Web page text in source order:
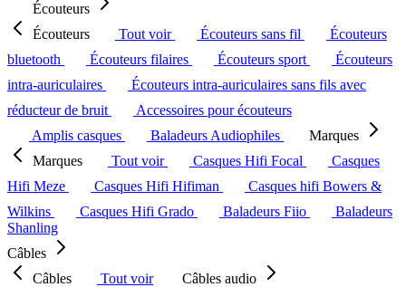
Écouteurs
Écouteurs
Tout voir Écouteurs sans fil
Écouteurs
bluetooth
Écouteurs filaires Écouteurs sport
Écouteurs
intra-auriculaires
Écouteurs intra-auriculaires sans fils avec
réducteur de bruit
Accessoires pour écouteurs
Amplis casques
Baladeurs Audiophiles
Marques
Marques
Tout voir Casques Hifi Focal
Casques
Hifi Meze
Casques Hifi Hifiman
Casques hifi Bowers &
Wilkins
Casques Hifi Grado Baladeurs Fiio
Baladeurs
Shanling
Câbles
Câbles
Tout voir
Câbles audio